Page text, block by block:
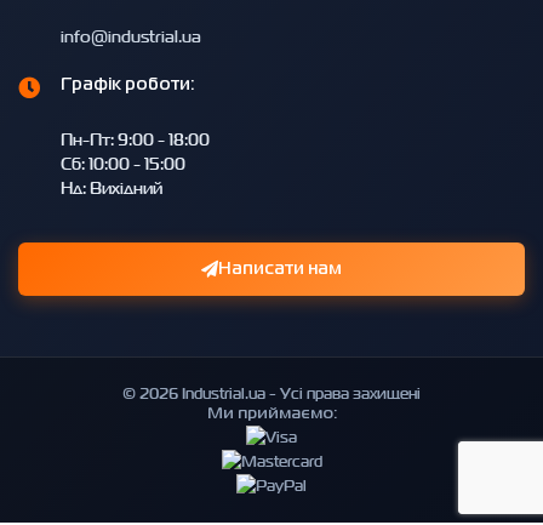
info@industrial.ua
Графік роботи:
Пн-Пт: 9:00 - 18:00
Сб: 10:00 - 15:00
Нд: Вихідний
Написати нам
© 2026 Industrial.ua - Усі права захищені
Ми приймаємо: